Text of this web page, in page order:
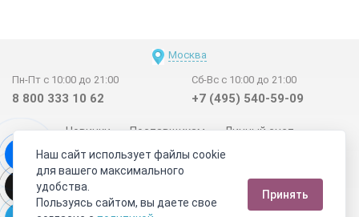
Москва
Пн-Пт с 10:00 до 21:00
8 800 333 10 62
Сб-Вс с 10:00 до 21:00
+7 (495) 540-59-09
Новинки Поставщикам
Личный счет
Договор-оферта
О нас
Наши магазины
Отзывы покупателей
Сертификаты
Статьи
Обратная связь
Видео о камнях СОУТ Телеграм
Наш сайт использует файлы cookie
для вашего максимального
удобства.
Пользуясь сайтом, вы даете свое
Принять